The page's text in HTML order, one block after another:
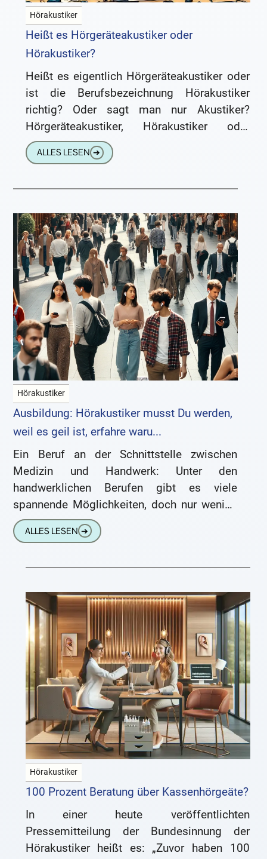
Hörakustiker
Heißt es Hörgeräteakustiker oder
Hörakustiker?
Heißt es eigentlich Hörgeräteakustiker oder
ist die Berufsbezeichnung Hörakustiker
richtig? Oder sagt man nur Akustiker?
Hörgeräteakustiker, Hörakustiker oder
Akustiker – was ist eigentlich richtig? Immer
wieder taucht die Frage auf,
ALLES LESEN ➔
Hörakustiker
Ausbildung: Hörakustiker musst Du werden,
weil es geil ist, erfahre waru...
Ein Beruf an der Schnittstelle zwischen
Medizin und Handwerk: Unter den
handwerklichen Berufen gibt es viele
spannende Möglichkeiten, doch nur wenige
verbinden modernste Technik mit
menschlicher Nähe so wie der
ALLES LESEN ➔
Hörakustiker
100 Prozent Beratung über Kassenhörgeäte?
In einer heute veröffentlichten
Pressemitteilung der Bundesinnung der
Hörakustiker heißt es: „Zuvor haben 100